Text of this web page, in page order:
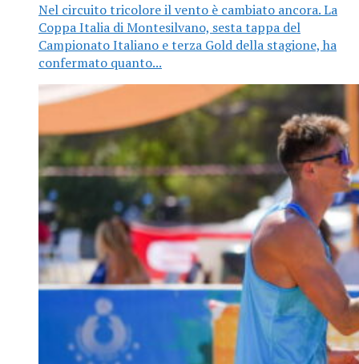
Nel circuito tricolore il vento è cambiato ancora. La
Coppa Italia di Montesilvano, sesta tappa del
Campionato Italiano e terza Gold della stagione, ha
confermato quanto...